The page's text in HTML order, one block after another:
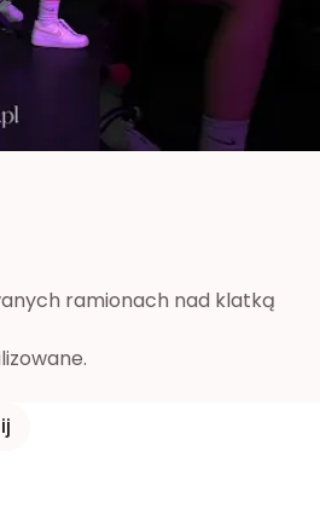
ramionach nad klatką